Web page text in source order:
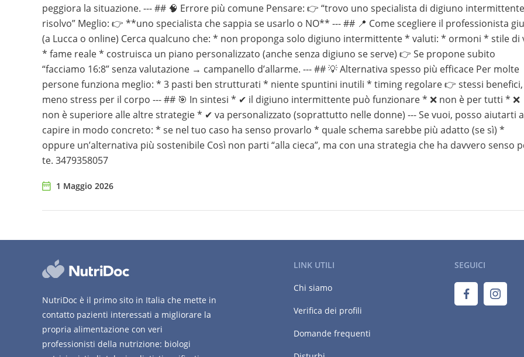
peggiora la situazione. --- ## 🧠 Errore più comune Pensare: 👉 “trovo uno specialista di digiuno
risolvo” Meglio: 👉 **uno specialista che sappia se usarlo o NO** --- ## 📍 Come scegliere il professionista
(a Lucca o online) Cerca qualcuno che: * non proponga solo digiuno intermittente * valuti: * ormoni * stile di
* fame reale * costruisca un piano personalizzato (anche senza digiuno se serve) 👉 Se propone subito
“facciamo 16:8” senza valutazione → campanello d’allarme. --- ## 💡 Alternativa spesso più efficace Per molte
persone funziona meglio: * 3 pasti ben strutturati * niente spuntini inutili * timing regolare 👉 stessi benefici,
meno stress per il corpo --- ## 🎯 In sintesi * ✔ il digiuno intermittente può funzionare * ❌ non è per tutti * ❌
non è superiore alle altre strategie * ✔ va personalizzato (soprattutto nelle donne) --- Se vuoi, posso aiutarti a
capire in modo concreto: * se nel tuo caso ha senso provarlo * quale schema sarebbe più adatto (se sì) *
oppure un’alternativa più sostenibile Così non parti “alla cieca”, ma con una strategia che ha davvero senso
te. 3479358057
1 Maggio 2026
NutriDoc è il primo sito in Italia che mette in
contatto pazienti interessati a migliorare la
propria alimentazione con veri
professionisti della nutrizione: biologi
LINK UTILI
Chi siamo
Verifica dei profili
Domande frequenti
SEGUICI